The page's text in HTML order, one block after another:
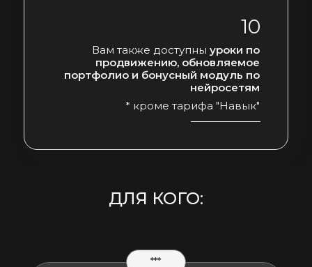
* кроме тарифа "Навык"
Вам также доступны уроки по
продвижению, обновляемое
портфолио и бонусный модуль по
нейросетям
10
ДЛЯ КОГО:
***